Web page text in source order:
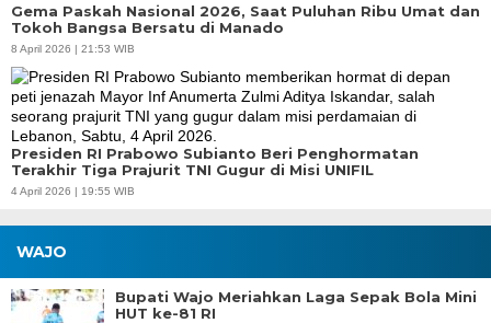
Gema Paskah Nasional 2026, Saat Puluhan Ribu Umat dan
Tokoh Bangsa Bersatu di Manado
8 April 2026 | 21:53 WIB
Presiden RI Prabowo Subianto Beri Penghormatan
Terakhir Tiga Prajurit TNI Gugur di Misi UNIFIL
4 April 2026 | 19:55 WIB
WAJO
Bupati Wajo Meriahkan Laga Sepak Bola Mini
HUT ke-81 RI